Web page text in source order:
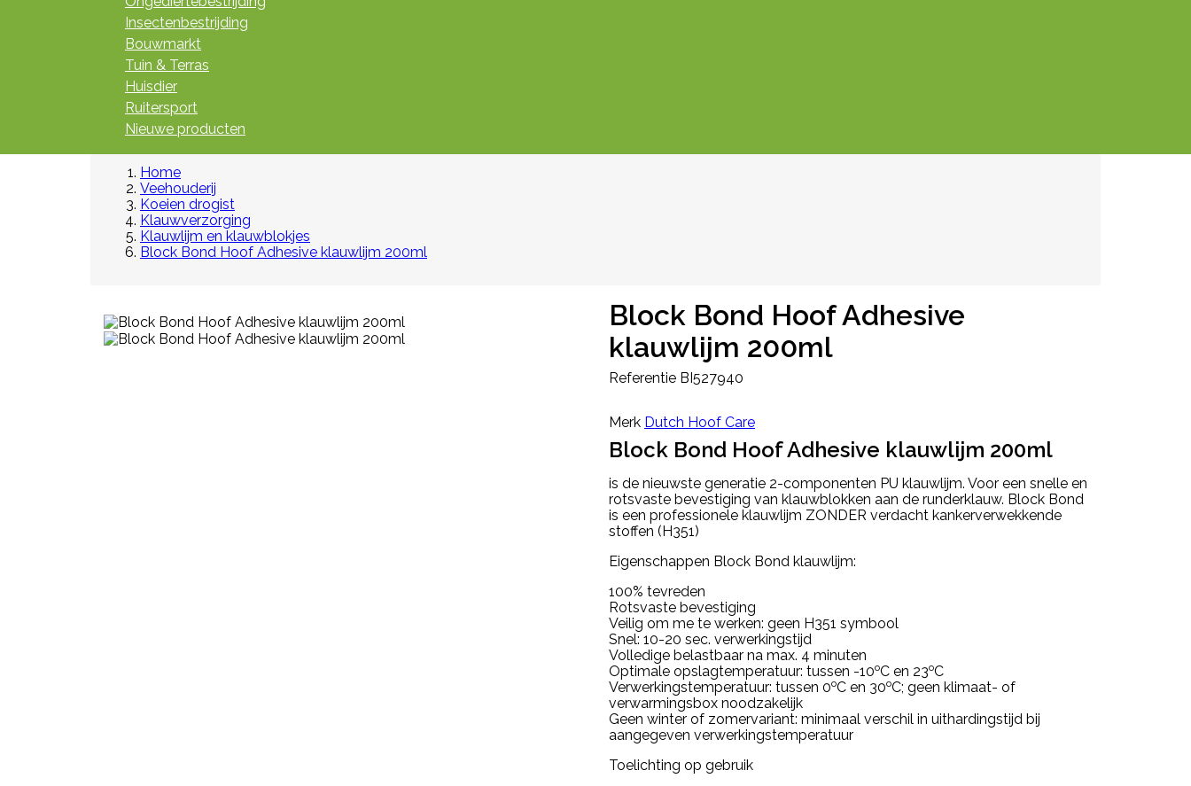
Insectenbestrijding
Bouwmarkt
Tuin & Terras
Huisdier
Ruitersport
Nieuwe producten
Home
Veehouderij
Koeien drogist
Klauwverzorging
Klauwlijm en klauwblokjes
Block Bond Hoof Adhesive klauwlijm 200ml
Block Bond Hoof Adhesive
klauwlijm 200ml
Referentie BI527940
Merk Dutch Hoof Care
Block Bond Hoof Adhesive klauwlijm 200ml
is de nieuwste generatie 2-componenten PU klauwlijm. Voor een snelle en
rotsvaste bevestiging van klauwblokken aan de runderklauw. Block Bond
is een professionele klauwlijm ZONDER verdacht kankerverwekkende
stoffen (H351)
Eigenschappen Block Bond klauwlijm:
100% tevreden
Rotsvaste bevestiging
Veilig om me te werken: geen H351 symbool
Snel: 10-20 sec. verwerkingstijd
Volledige belastbaar na max. 4 minuten
Optimale opslagtemperatuur: tussen -10oC en 23oC
Verwerkingstemperatuur: tussen 0oC en 30oC; geen klimaat- of
verwarmingsbox noodzakelijk
Geen winter of zomervariant: minimaal verschil in uithardingstijd bij
aangegeven verwerkingstemperatuur
Toelichting op gebruik